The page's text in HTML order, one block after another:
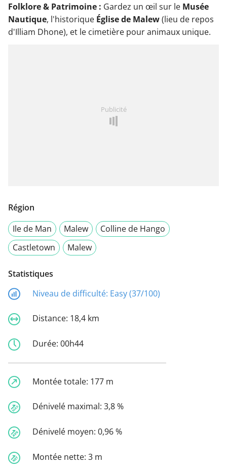
Folklore & Patrimoine : Gardez un œil sur le Musée
Nautique, l'historique Église de Malew(lieu de repos
d'Illiam Dhone), et le cimetière pour animaux unique.
Publicité
Région
Ile de Man
Malew
Colline de Hango
Castletown
Malew
Statistiques
Niveau de difficulté: Easy (37/100)
Distance: 18,4 km
Durée: 00h44
Montée totale: 177 m
Dénivelé maximal: 3,8 %
Dénivelé moyen: 0,96 %
Montée nette: 3 m